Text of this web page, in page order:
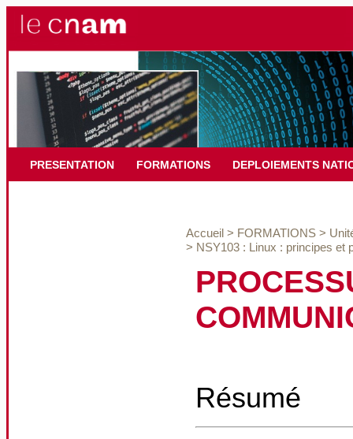
PRESENTATION FORMATIONS DEPLOIEMENTS
Accueil > FORMATIONS >
> NSY103 : Linux : principes et
Résumé